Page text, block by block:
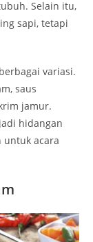
Selain itu,
sapi, tetapi
variasi.
saus
jamur.
hidangan
untuk acara